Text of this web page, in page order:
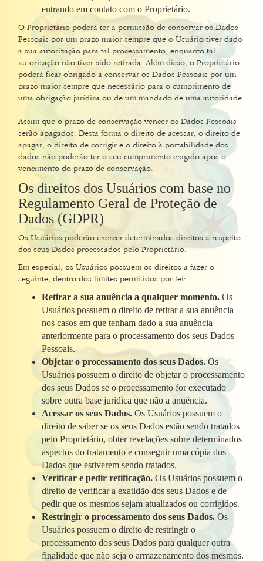
entrando em contato com o Proprietário.
O Proprietário poderá ter a permissão de conservar os Dados
Pessoais por um prazo maior sempre que o Usuário tiver dado
a sua autorização para tal processamento, enquanto tal
autorização não tiver sido retirada. Além disso, o Proprietário
poderá ficar obrigado a conservar os Dados Pessoais por um
prazo maior sempre que necessário para o cumprimento de
uma obrigação jurídica ou de um mandado de uma autoridade.
Assim que o prazo de conservação vencer os Dados Pessoais
serão apagados. Desta forma o direito de acessar, o direito de
apagar, o direito de corrigir e o direito à portabilidade dos
dados não poderão ter o seu cumprimento exigido após o
vencimento do prazo de conservação.
Os direitos dos Usuários com base no
Regulamento Geral de Proteção de
Dados (GDPR)
Os Usuários poderão exercer determinados direitos a respeito
dos seus Dados processados pelo Proprietário.
Em especial, os Usuários possuem os direitos a fazer o
seguinte, dentro dos limites permitidos por lei:
Retirar a sua anuência a qualquer momento. Os
Usuários possuem o direito de retirar a sua anuência
nos casos em que tenham dado a sua anuência
anteriormente para o processamento dos seus Dados
Pessoais.
Objetar o processamento dos seus Dados. Os
Usuários possuem o direito de objetar o processamento
dos seus Dados se o processamento for executado
sobre outra base jurídica que não a anuência.
Acessar os seus Dados. Os Usuários possuem o
direito de saber se os seus Dados estão sendo tratados
pelo Proprietário, obter revelações sobre determinados
aspectos do tratamento e conseguir uma cópia dos
Dados que estiverem sendo tratados.
Verificar e pedir retificação. Os Usuários possuem o
direito de verificar a exatidão dos seus Dados e de
pedir que os mesmos sejam atualizados ou corrigidos.
Restringir o processamento dos seus Dados. Os
Usuários possuem o direito de restringir o
processamento dos seus Dados para qualquer outra
finalidade que não seja o armazenamento dos mesmos.